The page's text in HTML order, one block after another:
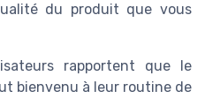
du produit que vous
rapportent que le
bienvenu à leur routine de